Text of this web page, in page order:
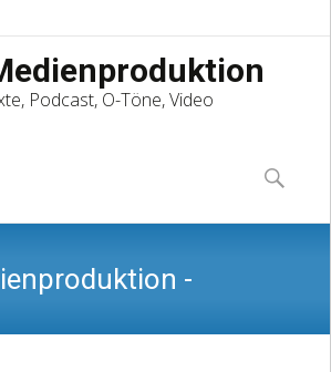
Podcast, O-Töne, Video
to
content
Suchen
nach:
-